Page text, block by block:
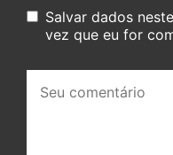
Salvar dados
vez que eu for
comentário: